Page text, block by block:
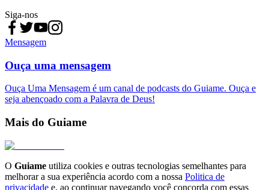
Siga-nos
Mensagem
Ouça uma mensagem
Ouça Uma Mensagem é um canal de podcasts do Guiame. Ouça e
seja abençoado com a Palavra de Deus!
Mais do Guiame
O Guiame utiliza cookies e outras tecnologias semelhantes para
melhorar a sua experiência acordo com a nossa Politica de
privacidade e, ao continuar navegando você concorda com essas